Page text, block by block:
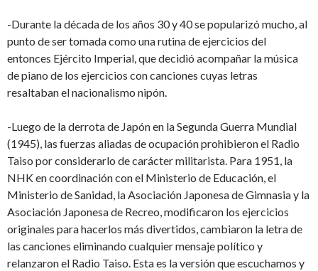
-Durante la década de los años 30 y 40 se popularizó mucho, al
punto de ser tomada como una rutina de ejercicios del
entonces Ejército Imperial, que decidió acompañar la música
de piano de los ejercicios con canciones cuyas letras
resaltaban el nacionalismo nipón.
-Luego de la derrota de Japón en la Segunda Guerra Mundial
(1945), las fuerzas aliadas de ocupación prohibieron el Radio
Taiso por considerarlo de carácter militarista. Para 1951, la
NHK en coordinación con el Ministerio de Educación, el
Ministerio de Sanidad, la Asociación Japonesa de Gimnasia y la
Asociación Japonesa de Recreo, modificaron los ejercicios
originales para hacerlos más divertidos, cambiaron la letra de
las canciones eliminando cualquier mensaje político y
relanzaron el Radio Taiso. Esta es la versión que escuchamos y